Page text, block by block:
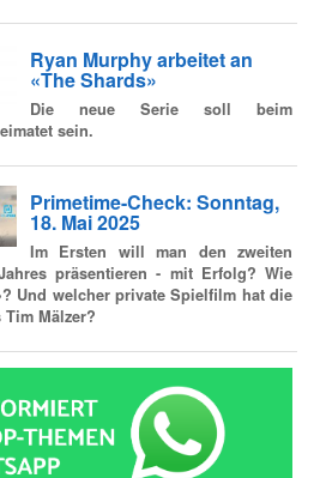
Ryan Murphy arbeitet an
«The Shards»
Die neue Serie soll beim
sein.
Primetime-Check: Sonntag,
18. Mai 2025
Im Ersten will man den zweiten
präsentieren - mit Erfolg? Wie
Und welcher private Spielfilm hat die
Mälzer?